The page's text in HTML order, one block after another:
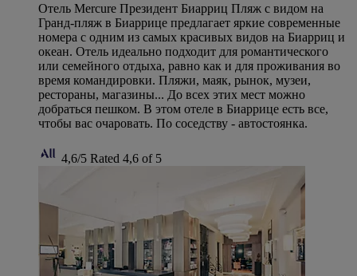
Отель Mercure Президент Биарриц Пляж с видом на
Гранд-пляж в Биаррице предлагает яркие современные
номера с одним из самых красивых видов на Биарриц и
океан. Отель идеально подходит для романтического
или семейного отдыха, равно как и для проживания во
время командировки. Пляжи, маяк, рынок, музеи,
рестораны, магазины... До всех этих мест можно
добраться пешком. В этом отеле в Биаррице есть все,
чтобы вас очаровать. По соседству - автостоянка.
4,6/5 Rated 4,6 of 5